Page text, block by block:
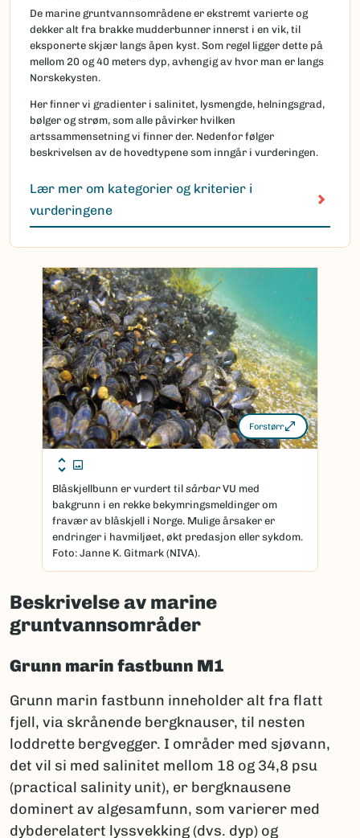
De marine gruntvannsområdene er ekstremt varierte og
dekker alt fra brakke mudderbunner innerst i en vik, til
eksponerte skjær langs åpen kyst. Som regel ligger dette på
mellom 20 og 40 meters dyp, avhengig av hvor man er langs
Norskekysten.
Her finner vi gradienter i salinitet, lysmengde, helningsgrad,
bølger og strøm, som alle påvirker hvilken
artssammensetning vi finner der. Nedenfor følger
beskrivelsen av de hovedtypene som inngår i vurderingen.
Lær mer om kategorier og kriterier i
vurderingene
Forstørr
Blåskjellbunn er vurdert til sårbarVU med
bakgrunn i en rekke bekymringsmeldinger om
fravær av blåskjell i Norge. Mulige årsaker er
endringer i havmiljøet, økt predasjon eller sykdom.
Foto: Janne K. Gitmark (NIVA).
Beskrivelse av marine
gruntvannsområder
Grunn marin fastbunn M1
Grunn marin fastbunn inneholder alt fra flatt
fjell, via skrånende bergknauser, til nesten
loddrette bergvegger. I områder med sjøvann,
det vil si med salinitet mellom 18 og 34,8 psu
(practical salinity unit), er bergknausene
dominert av algesamfunn, som varierer med
dybderelatert lyssvekking (dvs. dyp) og